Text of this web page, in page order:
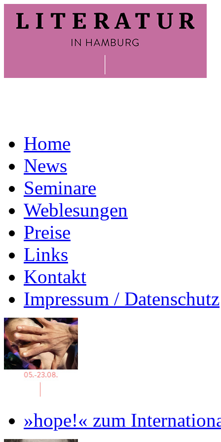
Home
News
Seminare
Weblesungen
Preise
Links
Kontakt
Impressum / Datenschutz
»hope!« zum